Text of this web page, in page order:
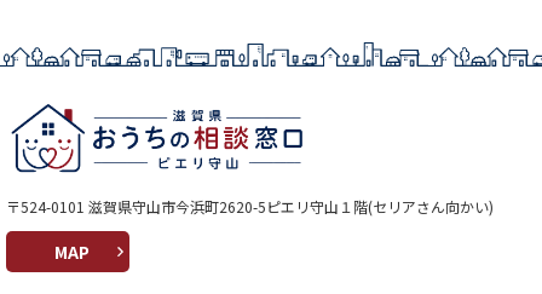
〒524-0101 滋賀県守山市今浜町2620-5ピエリ守山１階(セリアさん向かい)
MAP